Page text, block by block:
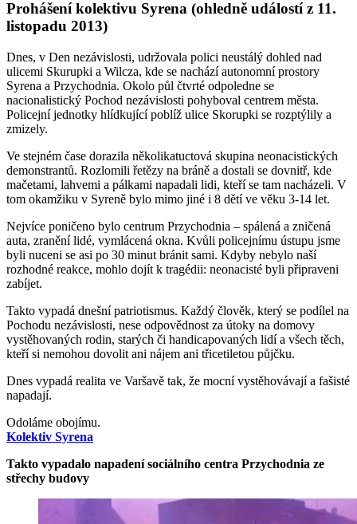
Prohášení kolektivu Syrena (ohledně událostí z 11.
listopadu 2013)
Dnes, v Den nezávislosti, udržovala polici neustálý dohled nad
ulicemi Skurupki a Wilcza, kde se nachází autonomní prostory
Syrena a Przychodnia. Okolo půl čtvrté odpoledne se
nacionalistický Pochod nezávislosti pohyboval centrem města.
Policejní jednotky hlídkující poblíž ulice Skorupki se rozptýlily a
zmizely.
Ve stejném čase dorazila několikatuctová skupina neonacistických
demonstrantů. Rozlomili řetězy na bráně a dostali se dovnitř, kde
mačetami, lahvemi a pálkami napadali lidi, kteří se tam nacházeli. V
tom okamžiku v Syreně bylo mimo jiné i 8 dětí ve věku 3-14 let.
Nejvíce poničeno bylo centrum Przychodnia – spálená a zničená
auta, zranění lidé, vymlácená okna. Kvůli policejnímu ústupu jsme
byli nuceni se asi po 30 minut bránit sami. Kdyby nebylo naší
rozhodné reakce, mohlo dojít k tragédii: neonacisté byli připraveni
zabíjet.
Takto vypadá dnešní patriotismus. Každý člověk, který se podílel na
Pochodu nezávislosti, nese odpovědnost za útoky na domovy
vystěhovaných rodin, starých či handicapovaných lidí a všech těch,
kteří si nemohou dovolit ani nájem ani třicetiletou půjčku.
Dnes vypadá realita ve Varšavě tak, že mocní vystěhovávají a fašisté
napadají.
Odoláme obojímu.
Kolektiv Syrena
Takto vypadalo napadení sociálního centra Przychodnia ze
střechy budovy